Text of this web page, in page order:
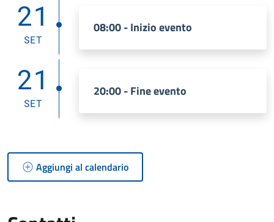
21
SET
08:00 - Inizio evento
21
SET
20:00 - Fine evento
Aggiungi al calendario